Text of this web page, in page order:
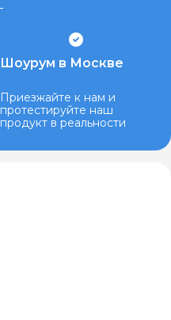
Шоурум в Москве
Приезжайте к нам и
протестируйте наш
продукт в реальности